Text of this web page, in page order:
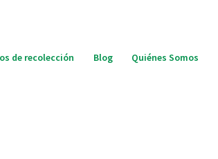
de recolección Blog Quiénes Somos